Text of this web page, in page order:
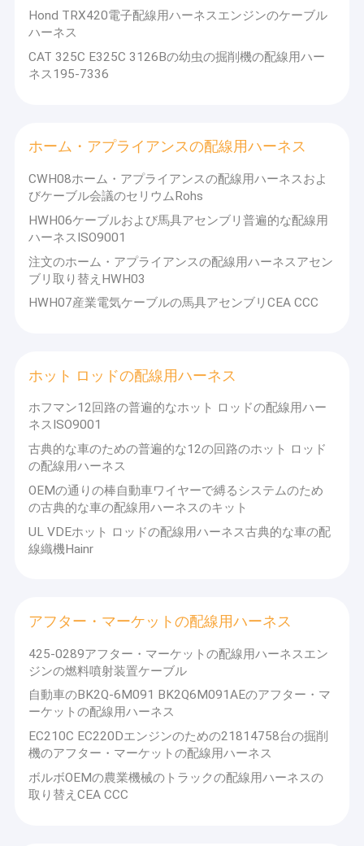
プロダクト
私達に連絡しなさい
ニュース
場合
自動車用ワイヤーハーネス
重い装置の配線用ハーネス
トラックの配線用ハーネス
産業配線用ハーネス
エンジンの配線用ハーネス
アフター・マーケットの配線用ハーネス
オートバイの配線用ハーネス
医学ワイヤー馬具
普遍的な配線用ハーネス
Hond TRX420電子配線用ハーネスエンジンのケーブル
ハーネス
CAT 325C E325C 3126Bの幼虫の掘削機の配線用ハー
ネス195-7336
ホーム・アプライアンスの配線用ハーネス
CWH08ホーム・アプライアンスの配線用ハーネスおよ
びケーブル会議のセリウムRohs
HWH06ケーブルおよび馬具アセンブリ普遍的な配線用
ハーネスISO9001
注文のホーム・アプライアンスの配線用ハーネスアセン
ブリ取り替えHWH03
HWH07産業電気ケーブルの馬具アセンブリCEA CCC
ホット ロッドの配線用ハーネス
ホフマン12回路の普遍的なホット ロッドの配線用ハー
ネスISO9001
古典的な車のための普遍的な12の回路のホット ロッド
の配線用ハーネス
OEMの通りの棒自動車ワイヤーで縛るシステムのため
の古典的な車の配線用ハーネスのキット
UL VDEホット ロッドの配線用ハーネス古典的な車の配
線織機Hainr
アフター・マーケットの配線用ハーネス
425-0289アフター・マーケットの配線用ハーネスエン
ジンの燃料噴射装置ケーブル
自動車のBK2Q-6M091 BK2Q6M091AEのアフター・マ
ーケットの配線用ハーネス
EC210C EC220Dエンジンのための21814758台の掘削
機のアフター・マーケットの配線用ハーネス
ボルボOEMの農業機械のトラックの配線用ハーネスの
取り替えCEA CCC
チンタオHainrの配線用ハーネスCo.、株式会社。
チンタオ、2007年に中国で創設された。
医学および他の産業塗布の増加する必要性を満たすために造られ
ISO9001の専門の生産ラインがある:2015証明書および厳密な品質
管理。すべてのプロダクトは配達の前に点検され、テストされ
る。私達のビジネス経験および製造の機能はそれOEMの市場へワ
イヤー馬具およびケーブル会議の一流の製造業者に、および信頼
できる製造者をなること可能にさせた。